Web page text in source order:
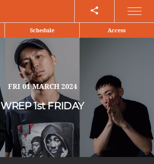
Schedule Access
FRI 01 MARCH 2024
WREP 1st FRIDAY